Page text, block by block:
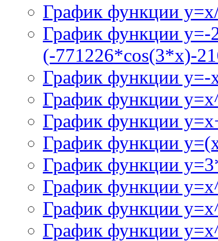
График функции
График функции y=-
(-771226*cos(3*x)-
График функции
График функции
График функции
График функции
График функции
График функции
График функции
График функции